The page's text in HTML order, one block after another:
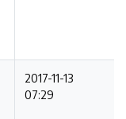
2017-11-13
07:29